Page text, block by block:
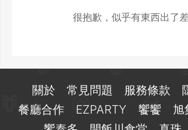
很抱歉，似乎有東西出了
關於 常見問題 服務條款
餐廳合作
EZPARTY 饗饗 旭